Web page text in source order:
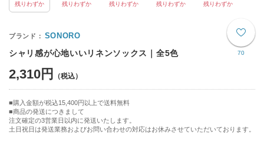
残りわずか 残りわずか 残りわずか 残りわずか 残りわずか
70
SONORO
シャリ感が心地いいリネンソックス｜全5色
2,310円
購入金額が税込15,400円以上で送料無料
商品の発送につきまして
注文確定の3営業日以内に発送いたします。
土日祝日は発送業務およびお問い合わせの対応はお休みさせていただいております。